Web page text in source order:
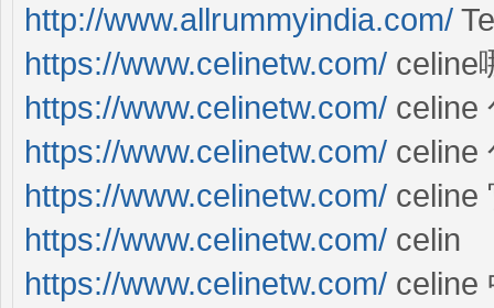
http://www.allrummyindia.com/
https://www.celinetw.com/ celine
https://www.celinetw.com/ celine
https://www.celinetw.com/ celine
https://www.celinetw.com/ celine
https://www.celinetw.com/ celin
https://www.celinetw.com/ celine